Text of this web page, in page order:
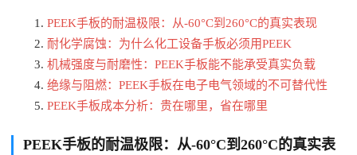
PEEK手板的耐温极限：从-60°C到260°C的真实表现
耐化学腐蚀：为什么化工设备手板必须用PEEK
机械强度与耐磨性：PEEK手板能不能承受真实负载
绝缘与阻燃：PEEK手板在电子电气领域的不可替代性
PEEK手板成本分析：贵在哪里，省在哪里
PEEK手板的耐温极限：从-60°C到260°C的真实表